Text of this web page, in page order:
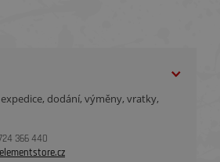
dodání, výměny, vratky,
366 440